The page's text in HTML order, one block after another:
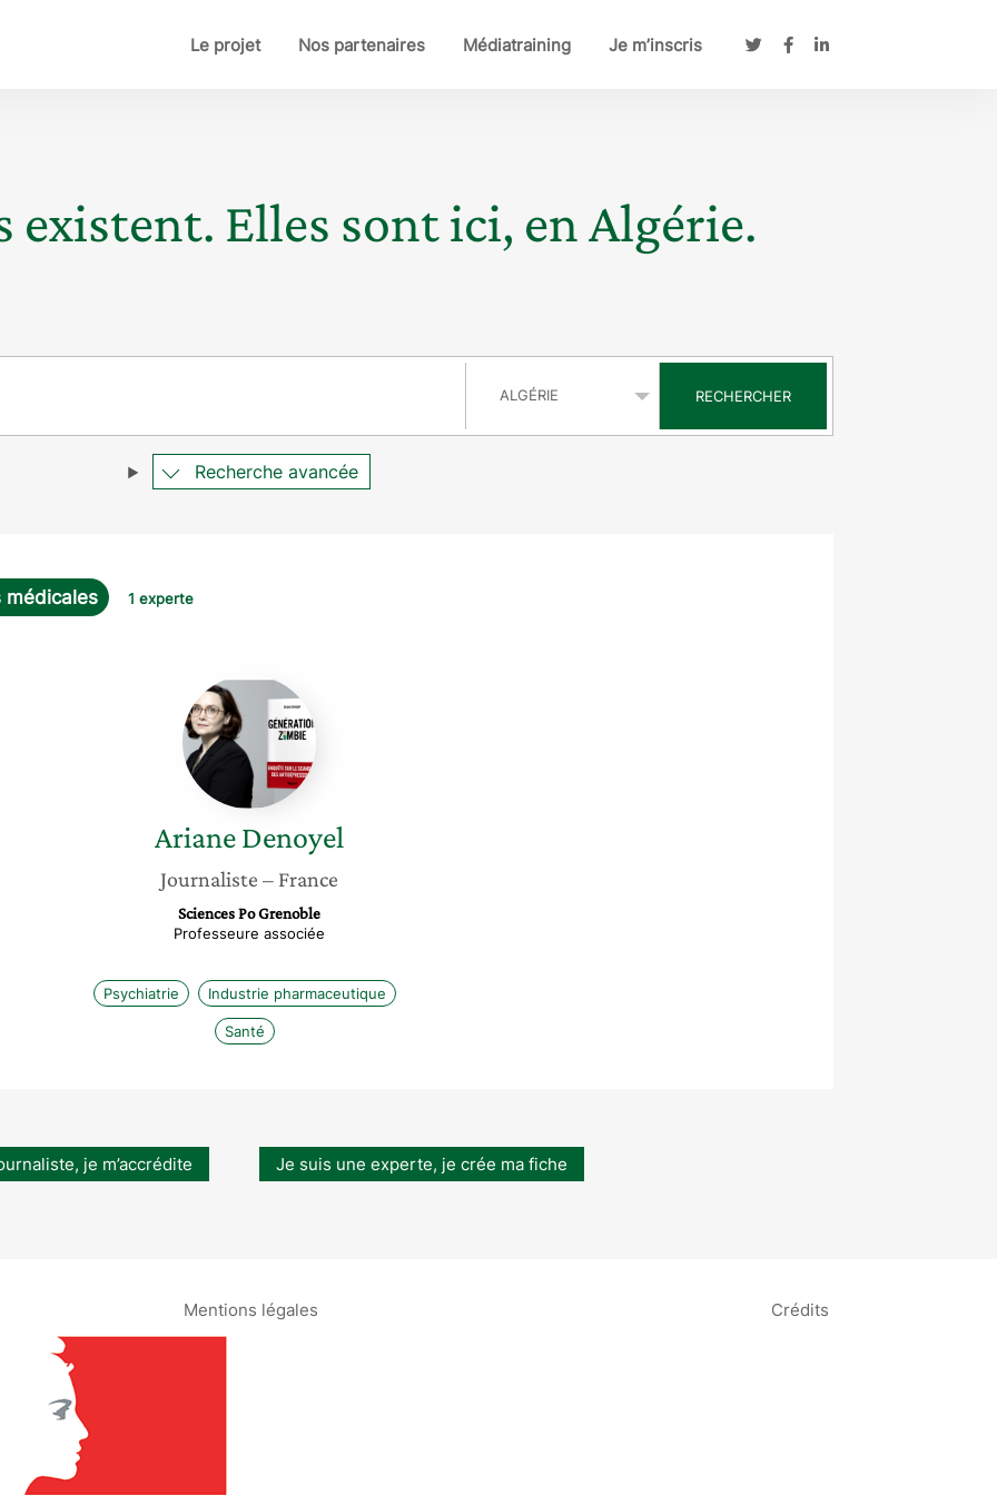
Le projet Nos partenaires Médiatraining Je m’inscris
existent. Elles sont ici, en Algérie.
RECHERCHER
Recherche avancée
médicales 1 experte
Ariane
Denoyel
ArianeDenoyel
Journaliste – France
Sciences Po Grenoble
Professeure associée
Psychiatrie Industrie pharmaceutique
Santé
je m’accrédite Je suis une experte, je crée ma fiche
Mentions légales Crédits